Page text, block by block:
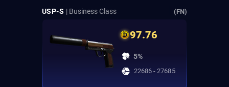
USP-S | Business Class (FN)
97.76
5%
22686 - 27685